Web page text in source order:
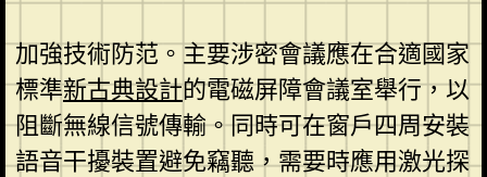
加強技術防范。主要涉密會議應在合適國家
標準新古典設計的電磁屏障會議室舉行，以
阻斷無線信號傳輸。同時可在窗戶四周安裝
語音干擾裝置避免竊聽，需要時應用激光探